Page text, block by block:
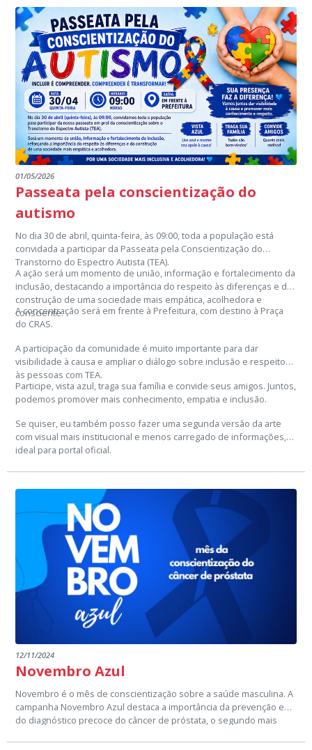
01/05/2026
Passeata pela conscientização do
autismo
No dia 30 de abril, quinta-feira, às 09:00, toda a população está
convidada a participar da Passeata pela Conscientização do
Transtorno do Espectro Autista (TEA).
A ação será um momento de união, informação e fortalecimento da
inclusão, destacando a importância do respeito às diferenças e da
construção de uma sociedade mais empática, acolhedora e
consciente.
A concentração será em frente à Prefeitura, com destino à Praça
do CRAS.
A participação da comunidade é muito importante para dar
visibilidade à causa e ampliar o diálogo sobre inclusão e respeito
às pessoas com TEA.
Participe, vista azul, traga sua família e convide seus amigos. Juntos,
podemos promover mais conhecimento, empatia e inclusão.
Se quiser, eu também posso fazer uma segunda versão da arte
com visual mais institucional e menos carregado de informações,
ideal para portal oficial.
12/11/2024
Novembro Azul
Novembro é o mês de conscientização sobre a saúde masculina. A
campanha Novembro Azul destaca a importância da prevenção e
do diagnóstico precoce do câncer de próstata, o segundo mais
fazer exames regulares, pois a prevenção salva vidas! Procure seu